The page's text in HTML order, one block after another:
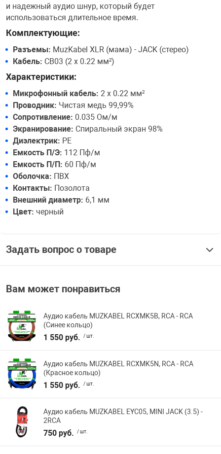
и надежный аудио шнур, который будет
использоваться длительное время.
Комплектующие:
Разъемы: MuzKabel XLR (мама) - JACK (стерео)
Кабель: CB03 (2 х 0.22 мм²)
Характеристики:
Микрофонный кабель: 2 х 0.22 мм²
Проводник: Чистая медь 99,99%
Сопротивление: 0.035 Ом/м
Экранирование: Спиральный экран 98%
Диэлектрик: PE
Емкость П/Э: 112 Пф/м
Емкость П/П: 60 Пф/м
Оболочка: ПВХ
Контакты: Позолота
Внешний диаметр: 6,1 мм
Цвет: черный
Задать вопрос о товаре
Вам может понравиться
Аудио кабель MUZKABEL RCXMK5B, RCA - RCA
(Синее кольцо)
1 550 руб. / шт.
Аудио кабель MUZKABEL RCXMK5N, RCA - RCA
(Красное кольцо)
1 550 руб. / шт.
Аудио кабель MUZKABEL EYC05, MINI JACK (3.5) -
2RCA
750 руб. / шт.